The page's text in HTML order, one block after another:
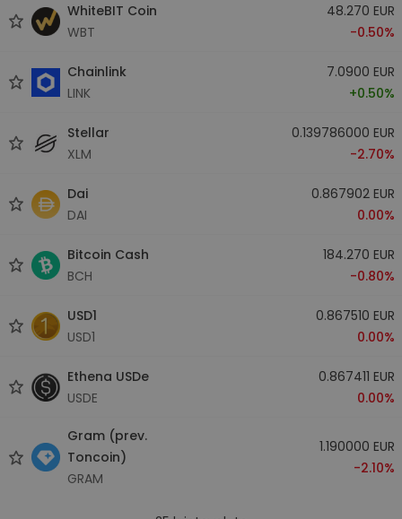
WhiteBIT Coin
WBT
48.270 EUR
-0.50%
Chainlink
LINK
7.0900 EUR
+0.50%
Stellar
XLM
0.139786000 EUR
-2.70%
Dai
DAI
0.867902 EUR
0.00%
Bitcoin Cash
BCH
184.270 EUR
-0.80%
USD1
USD1
0.867510 EUR
0.00%
Ethena USDe
USDE
0.867411 EUR
0.00%
Gram (prev.
Toncoin)
GRAM
1.190000 EUR
-2.10%